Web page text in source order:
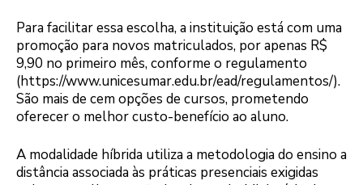
Para facilitar essa escolha, a instituição está com uma
promoção para novos matriculados, por apenas R$
9,90 no primeiro mês, conforme o regulamento
(https://www.unicesumar.edu.br/ead/regulamentos/).
São mais de cem opções de cursos, prometendo
oferecer o melhor custo-benefício ao aluno.
A modalidade híbrida utiliza a metodologia do ensino a
distância associada às práticas presenciais exigidas